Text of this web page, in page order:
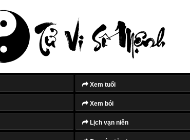
Xem tuổi
Xem bói
Lịch vạn niên